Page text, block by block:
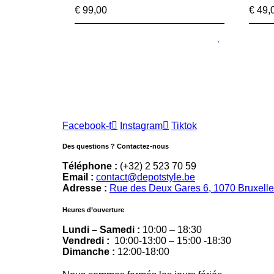
€ 99,00 €
Facebook-f Instagram Tiktok
Des questions ? Contactez-nous
Téléphone : (+32) 2 523 70 59
Email : contact@depotstyle.be
Adresse : Rue des Deux Gares 6, 1070
Heures d’ouverture
Lundi – Samedi : 10:00 – 18:30
Vendredi : 10:00-13:00 – 15:00 -18:30
Dimanche : 12:00-18:00